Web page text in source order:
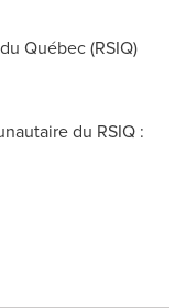
Québec (RSIQ)
du RSIQ :